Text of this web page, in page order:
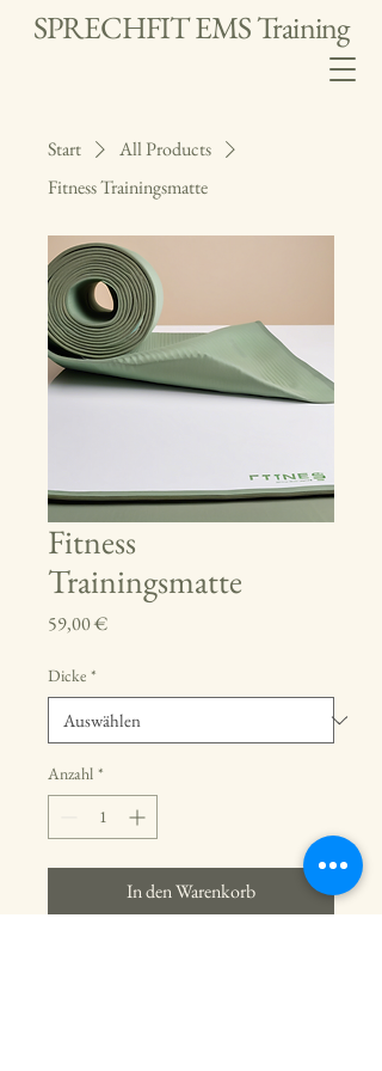
SPRECHFIT EMS Training
Start
All Products
Fitness Trainingsmatte
Fitness
Trainingsmatte
59,00 €Preis
Dicke *
Anzahl *
In den Warenkorb